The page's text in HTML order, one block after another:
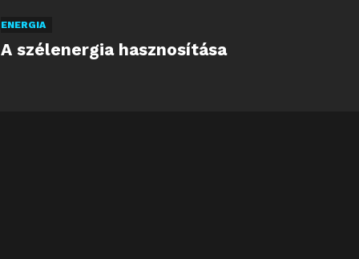
ENERGIA
A szélenergia hasznosítása